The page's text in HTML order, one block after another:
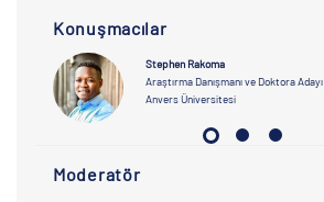
Konuşmacılar
Stephen Rakoma
Araştırma Danışmanı ve Doktora Adayı
Anvers Üniversitesi
Moderatör